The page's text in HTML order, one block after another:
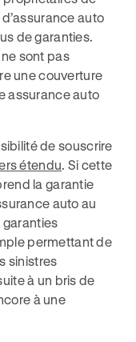
auto
de garanties.
sont pas
une couverture
assurance auto
de souscrire
étendu. Si cette
la garantie
auto au
garanties
permettant de
sinistres
à un bris de
à une